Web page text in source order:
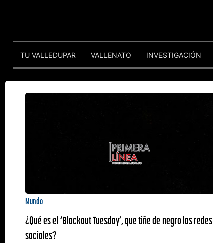
TU VALLEDUPAR VALLENATO INVESTIGACIÓN
Mundo
¿Qué es el ‘Blackout Tuesday’, que tiñe de negro las redes
sociales?